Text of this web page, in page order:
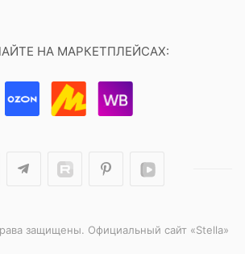
НА МАРКЕТПЛЕЙСАХ:
защищены. Официальный сайт «Stella»